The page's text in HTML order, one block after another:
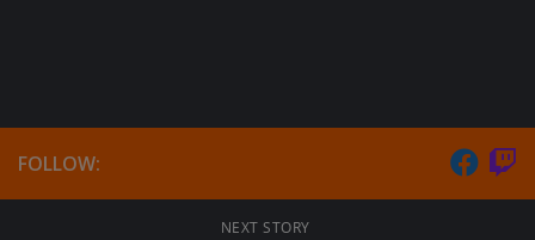
FOLLOW:
NEXT STORY